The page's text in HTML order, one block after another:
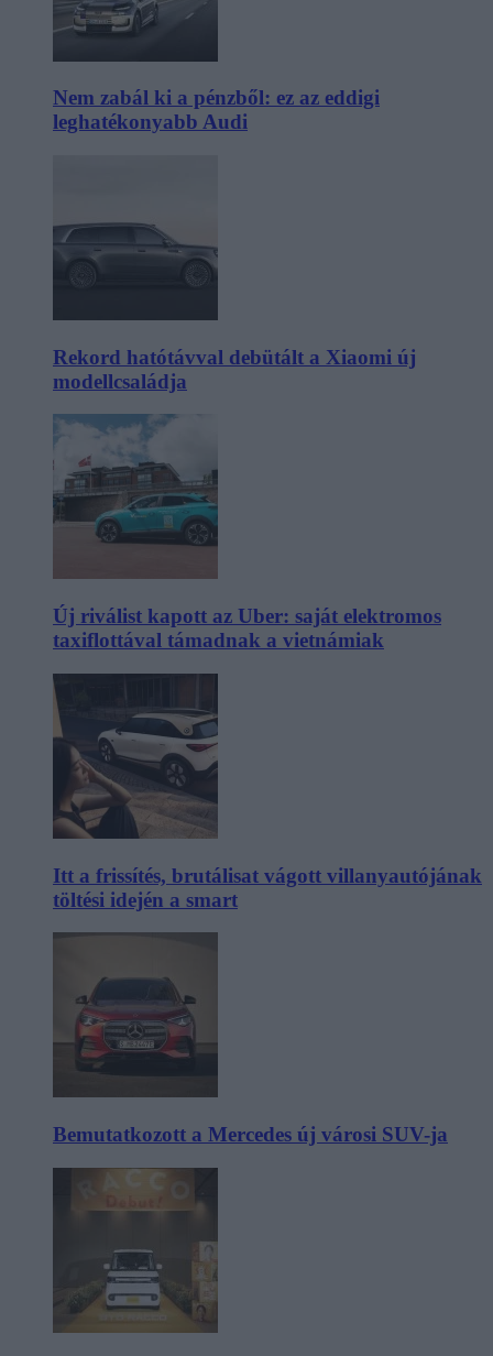
Nem zabál ki a pénzből: ez az eddigi
leghatékonyabb Audi
Rekord hatótávval debütált a Xiaomi új
modellcsaládja
Új riválist kapott az Uber: saját elektromos
taxiflottával támadnak a vietnámiak
Itt a frissítés, brutálisat vágott villanyautójának
töltési idején a smart
Bemutatkozott a Mercedes új városi SUV-ja